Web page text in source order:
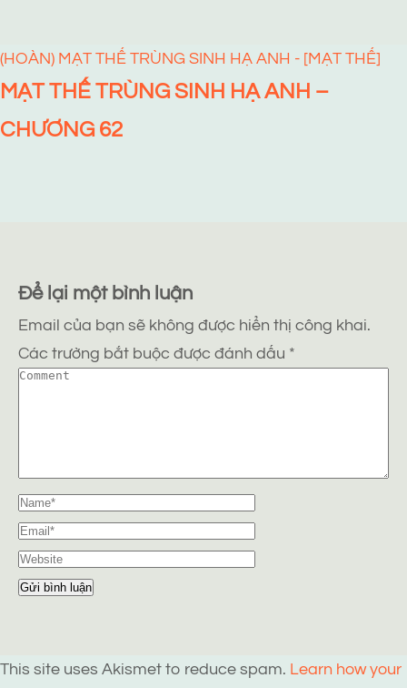
(HOÀN) MẠT THẾ TRÙNG SINH HẠ ANH - [MẠT THẾ]
MẠT THẾ TRÙNG SINH HẠ ANH –
CHƯƠNG 62
Để lại một bình luận
Email của bạn sẽ không được hiển thị công khai.
Các trường bắt buộc được đánh dấu *
This site uses Akismet to reduce spam. Learn how your